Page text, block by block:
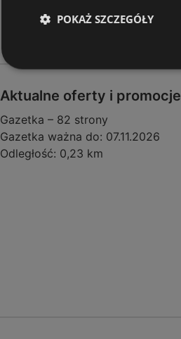
Aktualne oferty i promocje
Gazetka – 82 strony
Gazetka ważna do: 07.11.2026
Odległość: 0,23 km
POKAŻ SZCZEGÓŁY